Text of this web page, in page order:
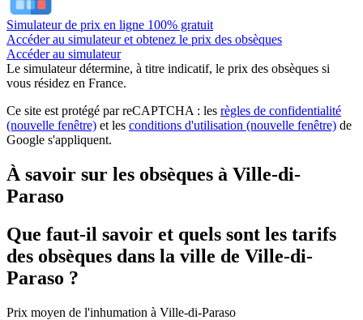
Simulateur de prix en ligne 100% gratuit
Accéder au simulateur et obtenez le prix des obsèques
Accéder au simulateur
Le simulateurdétermine, à titre indicatif, le prix des obsèques si
vous résidez en France.
Ce site est protégé par reCAPTCHA : les règles de confidentialité
(nouvelle fenêtre) et les conditions d'utilisation (nouvelle fenêtre) de
Google s'appliquent.
À savoir sur les obsèques à Ville-di-
Paraso
Que faut-il savoir et quels sont les tarifs
des obsèques dans la ville de Ville-di-
Paraso ?
Prix moyen de l'inhumation à Ville-di-Paraso